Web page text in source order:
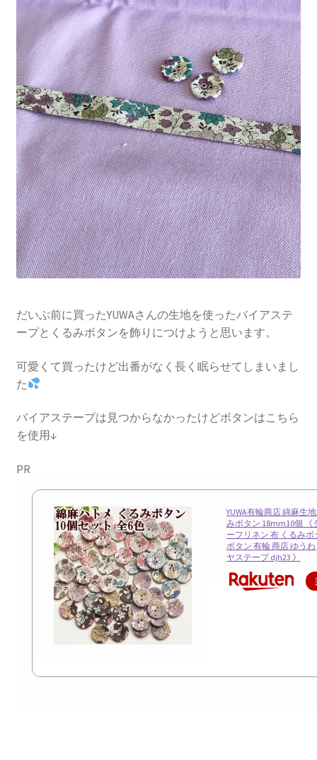
だいぶ前に買ったYUWAさんの生地を使ったバイアステ
ープとくるみボタンを飾りにつけようと思います。
可愛くて買ったけど出番がなく長く眠らせてしまいまし
た
バイアステープは見つからなかったけどボタンはこちら
を使用↓
PR
YUWA有輪商店 綿麻生
みボタン 18mm10個 《
ーフリネン 布 くるみボ
ボタン 有輪 商店 ゆう
ヤステープ djh23 》